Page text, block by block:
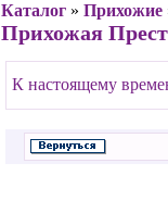
Каталог » Прихожие
Прихожая
К настоящему